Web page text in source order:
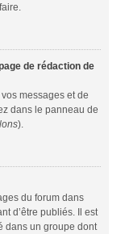
de rédaction de
messages et de
dans le panneau de
).
du forum dans
d’être publiés. Il est
dans un groupe dont